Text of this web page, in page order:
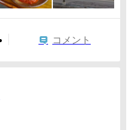
コメント